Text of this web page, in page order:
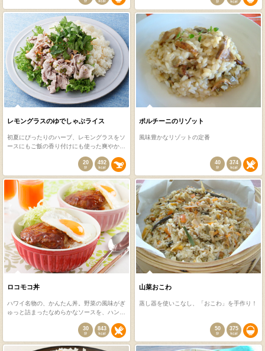
レモングラスのゆでしゃぶライス
初夏にぴったりのハーブ、レモングラスをソ
ースにもご飯の香り付けにも使った爽やか…
20 492
ポルチーニのリゾット
風味豊かなリゾットの定番
40 374
ロコモコ丼
ハワイ名物の、かんたん丼。野菜の風味がぎ
ゅっと詰まったなめらかなソースを、ハン…
30 843
山菜おこわ
蒸し器を使いこなし、「おこわ」を手作り！
50 375